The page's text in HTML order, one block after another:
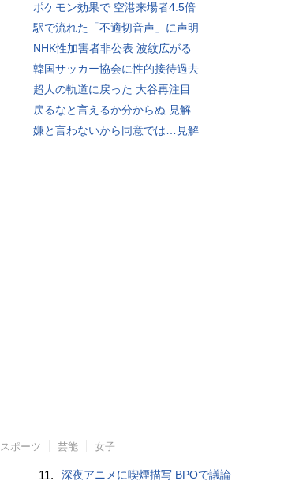
ポケモン効果で 空港来場者4.5倍
駅で流れた「不適切音声」に声明
NHK性加害者非公表 波紋広がる
韓国サッカー協会に性的接待過去
超人の軌道に戻った 大谷再注目
戻るなと言えるか分からぬ 見解
嫌と言わないから同意では…見解
スポーツ 芸能 女子
11. 深夜アニメに喫煙描写 BPOで議論